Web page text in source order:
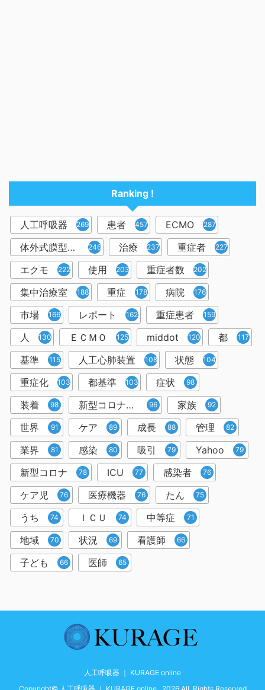
Ranking !
人工呼吸器 2698 患者 457 ECMO 287
体外式膜型人工肺 246 治療 237 重症者 227
エクモ 222 使用 203 重症者数 202
集中治療室 188 重症 178 病院 176
市場 166 レポート 162 重症患者 159
人 130 ＥＣＭＯ 125 middot 120 都 117
基準 115 人工心肺装置 108 状態 104
重症化 103 都基準 103 症状 98
装着 98 新型コロナウイルス 96 家族 92
世界 91 ケア 89 成長 88 管理 82
業界 81 感染 80 吸引 79 Yahoo 79
新型コロナ 78 ICU 77 感染者 76
ケア児 76 医療機器 76 たん 75
うち 74 ＩＣＵ 74 中等症 71
地域 70 状況 69 看護師 66
子ども 66 医師 65
人工呼吸器 ｜ KURAGE online